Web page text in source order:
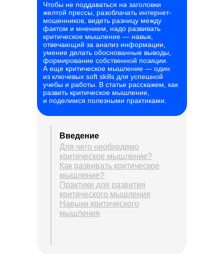
Чтобы не поддаваться на заголовки
желтой прессы, разоблачать интернет-
мошенников, видеть разницу между
фактом и мнением, надо развивать
критическое мышление — навык,
отвечающий за анализ информации,
умение делать обоснованные выводы,
формирование собственной позиции.
А еще критическое мышление — один
из ключевых soft skills для успешной
учебы и работы. В статье расскажем, как
развить критическое мышление,
и поделимся полезными практиками.
Введение
Для чего необходимо
критическое мышление?
Как развивать критическое
мышление?
Практики для развития
критического мышления
Навыки критического
мышления